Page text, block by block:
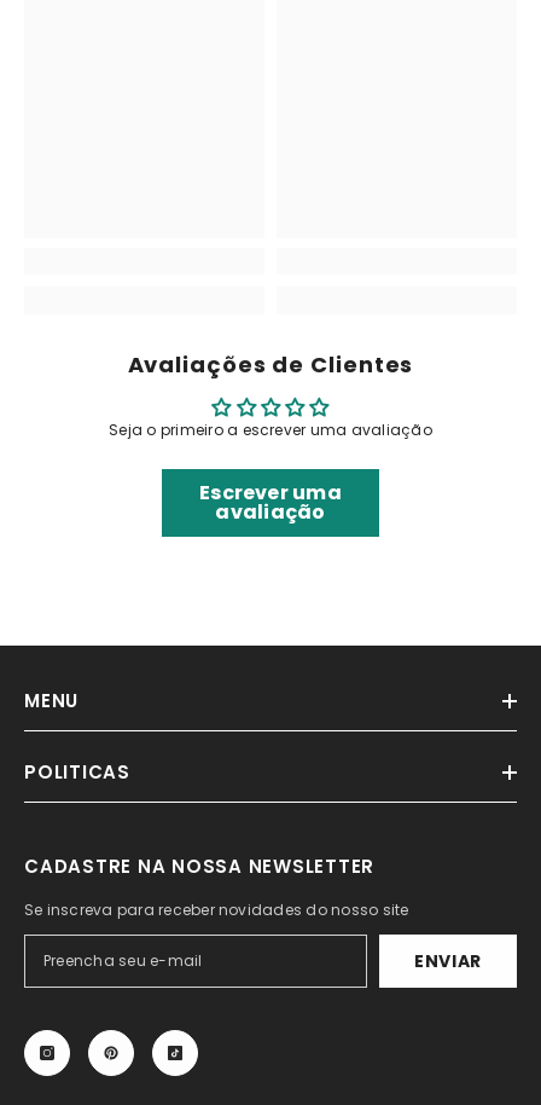
Avaliações de Clientes
Seja o primeiro a escrever uma avaliação
Escrever uma
avaliação
MENU
POLITICAS
CADASTRE NA NOSSA NEWSLETTER
Se inscreva para receber novidades do nosso site
ENVIAR